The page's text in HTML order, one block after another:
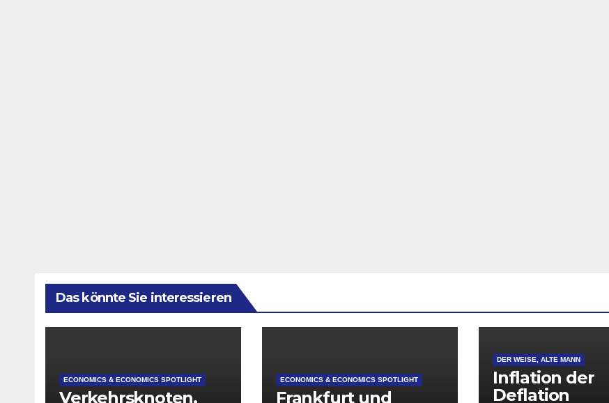
Das könnte Sie interessieren
ECONOMICS & ECONOMICS SPOTLIGHT
Verkehrsknoten,
ECONOMICS & ECONOMICS SPOTLIGHT
Frankfurt und
DER WEISE, ALTE MANN
Inflation der
Deflation